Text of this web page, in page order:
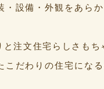
・設備・外観をあら
注文住宅らしさもち
こだわりの住宅にな